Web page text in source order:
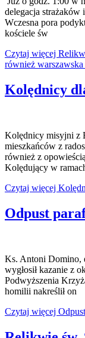
delegacja
Wczesna pora
kościele św
Czytaj więcej
również
Kolędnicy
Kolędnicy misyjni z
mieszkańców z
również z
Kolędujący w
Czytaj więcej
Odpust
Ks. Antoni Domino,
wygłosił kazanie z
Podwyższenia
homilii nakreślił on
Czytaj więcej